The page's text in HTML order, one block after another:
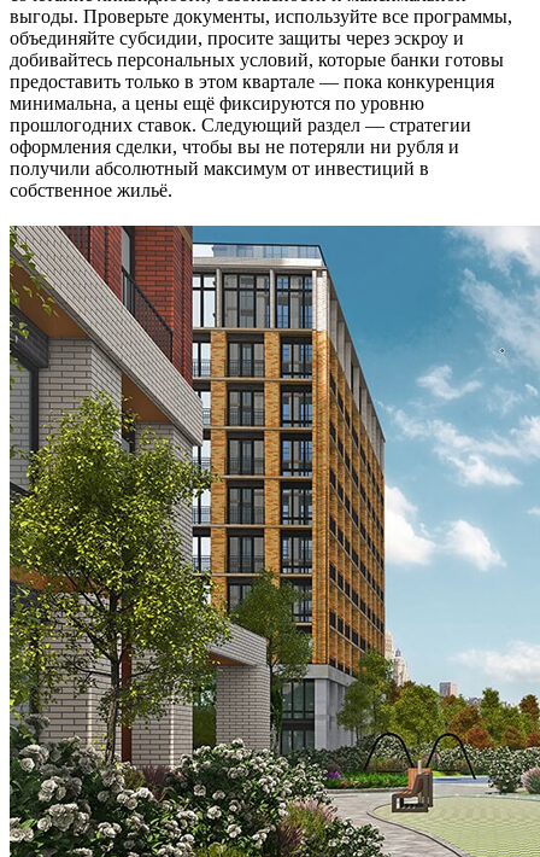
выгоды. Проверьте документы, используйте все программы,
объединяйте субсидии, просите защиты через эскроу и
добивайтесь персональных условий, которые банки готовы
предоставить только в этом квартале — пока конкуренция
минимальна, а цены ещё фиксируются по уровню
прошлогодних ставок. Следующий раздел — стратегии
оформления сделки, чтобы вы не потеряли ни рубля и
получили абсолютный максимум от инвестиций в
собственное жильё.